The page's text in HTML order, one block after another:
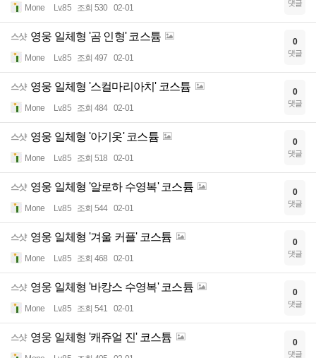
Mone Lv.85 조회 530 02-01 댓글
스샷 영웅 일체형 '곰 인형' 코스튬
Mone Lv.85 조회 497 02-01
0
댓글
스샷 영웅 일체형 '스컬마리아치' 코스튬
Mone Lv.85 조회 484 02-01
0
댓글
스샷 영웅 일체형 '아기옷' 코스튬
Mone Lv.85 조회 518 02-01
0
댓글
스샷 영웅 일체형 '알로하 수영복' 코스튬
Mone Lv.85 조회 544 02-01
0
댓글
스샷 영웅 일체형 '겨울 커플' 코스튬
Mone Lv.85 조회 468 02-01
0
댓글
스샷 영웅 일체형 '바캉스 수영복' 코스튬
Mone Lv.85 조회 541 02-01
0
댓글
스샷 영웅 일체형 '캐쥬얼 진' 코스튬 0
댓글